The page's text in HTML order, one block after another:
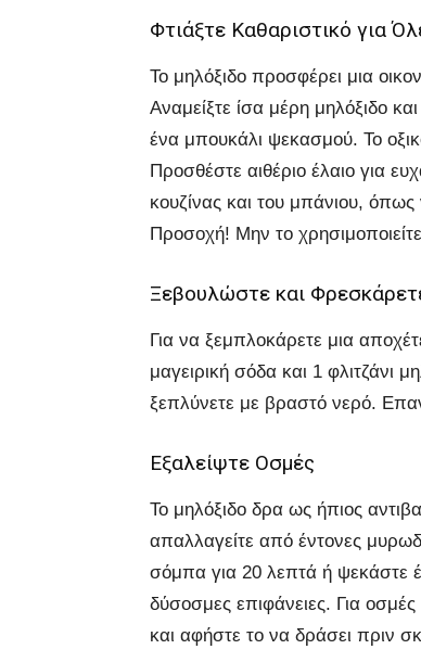
Φτιάξτε Καθαριστικό για
Το μηλόξιδο προσφέρει μια
Αναμείξτε ίσα μέρη μηλόξιδο
ένα μπουκάλι ψεκασμού. Το
Προσθέστε αιθέριο έλαιο για
κουζίνας και του μπάνιου,
Προσοχή! Μην το
Ξεβουλώστε και
Για να ξεμπλοκάρετε μια
μαγειρική σόδα και 1 φλιτζάνι
ξεπλύνετε με βραστό νερό.
Εξαλείψτε Οσμές
Το μηλόξιδο δρα ως ήπιος
απαλλαγείτε από έντονες
σόμπα για 20 λεπτά ή ψεκάστε
δύσοσμες επιφάνειες. Για
και αφήστε το να δράσει πριν